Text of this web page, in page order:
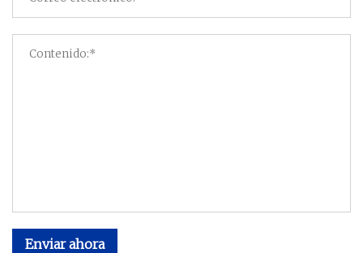
Enviar ahora